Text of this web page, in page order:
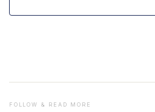
FOLLOW & READ MORE